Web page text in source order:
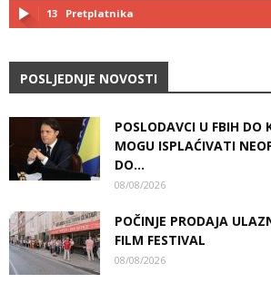
13 Pretplatnika
POSLJEDNJE NOVOSTI
POSLODAVCI U FBIH DO
MOGU ISPLAĆIVATI
DO...
08/08/2026
POČINJE PRODAJA
FILM FESTIVAL
08/08/2026